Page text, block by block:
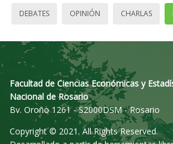
DEBATES OPINIÓN CHARLAS
Facultad de Ciencias Económicas y
Nacional de Rosario
Bv. Oroño 1261 - S2000DSM - Rosario
Copyright © 2021. All Rights Reserved.